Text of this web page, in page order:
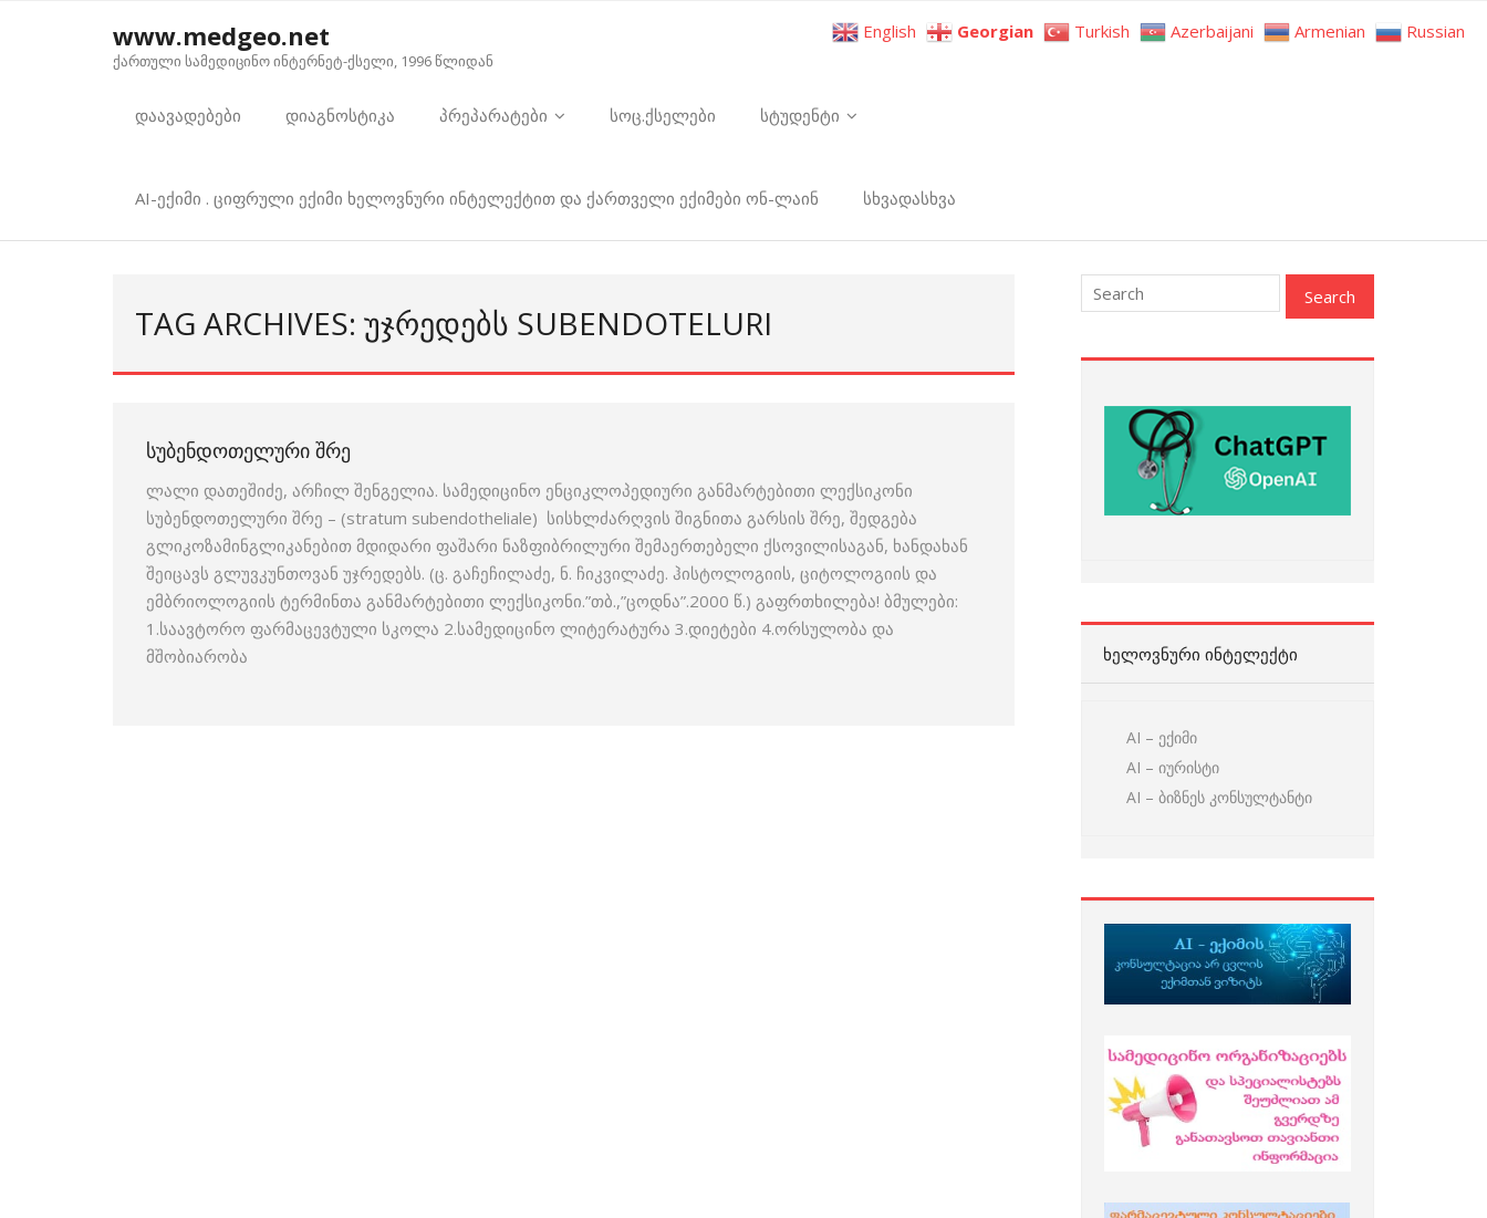
www.medgeo.net
ქართული სამედიცინო ინტერნეტ-ქსელი, 1996 წლიდან
დაავადებები დიაგნოსტიკა პრეპარატები სოც.ქსელები სტუდენტი
AI-ექიმი . ციფრული ექიმი ხელოვნური ინტელექტით და ქართველი ექიმები ონ-ლაინ სხვადასხვა
TAG ARCHIVES: ᲣᲯᲠᲔᲓᲔᲑᲡ SUBENDOTELURI
ᲡᲣᲑᲔᲜᲓᲝᲗᲔᲚᲣᲠᲘ ᲨᲠᲔ
ლალი დათეშიძე, არჩილ შენგელია. სამედიცინო ენციკლოპედიური განმარტებითი ლექსიკონი
სუბენდოთელური შრე – (stratum subendotheliale) სისხლ­ძარღვის შიგნითა გარსის შრე, შედგება
გლიკოზამინგლიკანებით მდიდარი ფაშარი ნაზფიბრილური შემაერთებელი ქსოვილისაგან, ხანდახან
შეიცავს გლუვკუნთოვან უჯრედებს. (ც. გაჩეჩილაძე, ნ. ჩიკვილაძე. ჰისტოლოგიის, ციტოლოგიის და
ემბრიოლოგიის ტერმინთა განმარტებითი ლექსიკონი.”თბ.,”ცოდნა”.2000 წ.) გაფრთხილება! ბმულები:
1.საავტორო ფარმაცევტული სკოლა 2.სამედიცინო ლიტერატურა 3.დიეტები 4.ორსულობა და
მშობიარობა
ᲮᲔᲚᲝᲕᲜᲣᲠᲘ ᲘᲜᲢᲔᲚᲔᲥᲢᲘ
AI – ექიმი
AI – იურისტი
AI – ბიზნეს კონსულტანტი
English Georgian Turkish Azerbaijani Armenian Russian